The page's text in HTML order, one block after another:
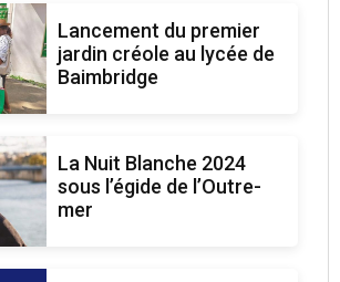
Lancement du premier
jardin créole au lycée de
Baimbridge
La Nuit Blanche 2024
sous l’égide de l’Outre-
mer